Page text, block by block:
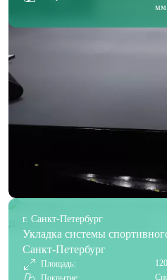
мм
г. Санкт-Петербург
Укладка системы
Санкт-Петербург
Площадь: